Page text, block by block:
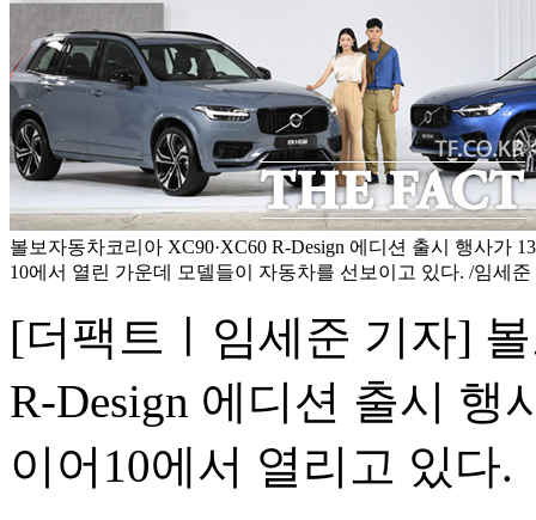
볼보자동차코리아 XC90·XC60 R-Design 에디션 출시 행사가
10에서 열린 가운데 모델들이 자동차를 선보이고 있다. /임세준
[더팩트ㅣ임세준 기자]
R-Design 에디션 출시 행
이어10에서 열리고 있다.